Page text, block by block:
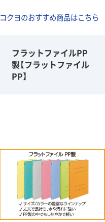
コクヨのおすすめ商品はこちら
フラットファイルPP
製【フラットファイル
PP】